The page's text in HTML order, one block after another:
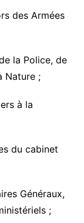
des Armées
la Police, de
Nature ;
à la
du cabinet
Généraux,
;